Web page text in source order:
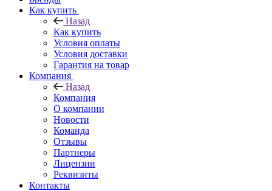
Как купить
Назад
Как купить
Условия оплаты
Условия доставки
Гарантия на товар
Компания
Назад
Компания
О компании
Новости
Команда
Отзывы
Партнеры
Лицензии
Реквизиты
Контакты